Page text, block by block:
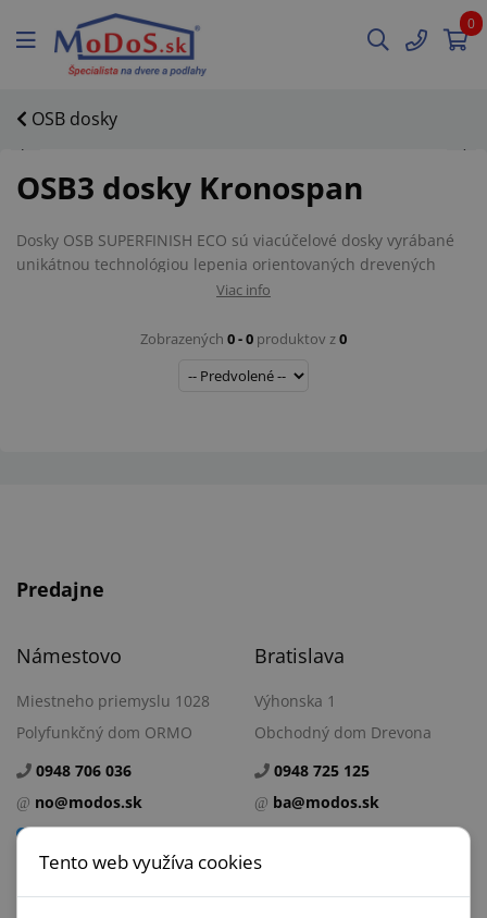
0
OSB dosky
OSB3 dosky Kronospan
Dosky OSB SUPERFINISH ECO sú viacúčelové dosky vyrábané
unikátnou technológiou lepenia orientovaných drevených
triesok v troch vrstvách. Vo vrchných vrstvách sú orientované
priečnym smerom. Rozmery, tvar a smerová orientácia triesok
vlastnosti dreva k dosiahnutiu tých najlepších mechanicko-
Viac info
Zobrazených 0 - 0 produktov z0
Predajne
Námestovo
Miestneho priemyslu 1028
Polyfunkčný dom ORMO
0948 706 036
no@modos.sk
49.413765, 19.487038
Bratislava
Výhonska 1
Obchodný dom Drevona
0948 725 125
ba@modos.sk
48.211154, 17.159300
Tento web využíva cookies